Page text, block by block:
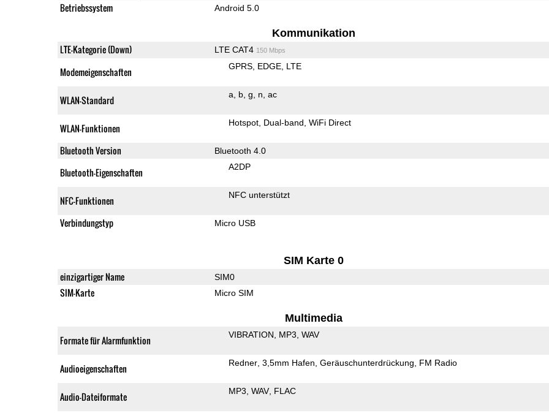
Betriebssystem Android 5.0
Kommunikation
LTE-Kategorie (Down) LTE CAT4 150 Mbps
Modemeigenschaften GPRS EDGE LTE
WLAN-Standard a b g n ac
WLAN-Funktionen Hotspot Dual-band WiFi Direct
Bluetooth Version Bluetooth 4.0
Bluetooth-Eigenschaften A2DP
NFC-Funktionen NFC unterstützt
Verbindungstyp Micro USB
SIM Karte 0
einzigartiger Name SIM0
SIM-Karte Micro SIM
Multimedia
Formate für Alarmfunktion VIBRATION MP3 WAV
Audioeigenschaften Redner 3,5mm Hafen Geräuschunterdrückung FM Radio
Audio-Dateiformate MP3 WAV FLAC